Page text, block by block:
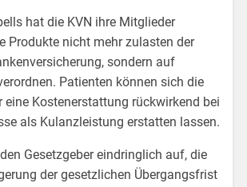
hat die KVN ihre Mitglieder
Produkte nicht mehr zulasten der
sondern auf
Patienten können sich die
eine Kostenerstattung rückwirkend bei
als Kulanzleistung erstatten lassen.
Gesetzgeber eindringlich auf, die
der gesetzlichen Übergangsfrist